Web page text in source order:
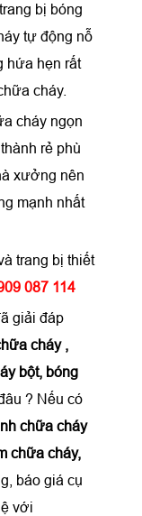
bị bóng
tự động nỗ
hứa hẹn rất
cháy.
cháy ngọn
rẻ phù
xưởng nên
mạnh nhất
trang bị thiết
087 114
giải đáp
cháy ,
bột, bóng
? Nếu có
chữa cháy
chữa cháy,
báo giá cụ
với